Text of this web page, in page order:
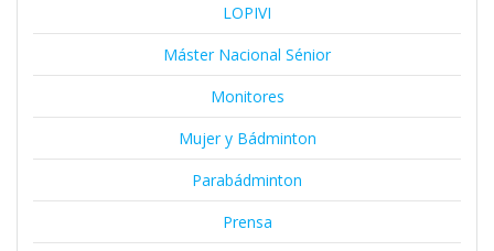
LOPIVI
Máster Nacional Sénior
Monitores
Mujer y Bádminton
Parabádminton
Prensa